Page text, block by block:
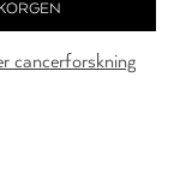
cancerforskning